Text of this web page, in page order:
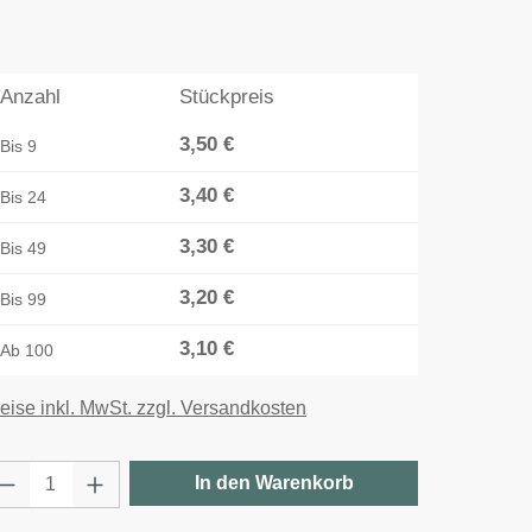
Anzahl Stückpreis
Bis 9 3,50 €
Bis 24 3,40 €
Bis 49 3,30 €
Bis 99 3,20 €
Ab 100 3,10 €
inkl. MwSt. zzgl. Versandkosten
Anzahl: Gib den gewünschten
In den Warenkorb